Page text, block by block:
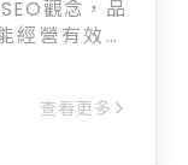
觀念，品
經營有效的
指令就能生
查看更多